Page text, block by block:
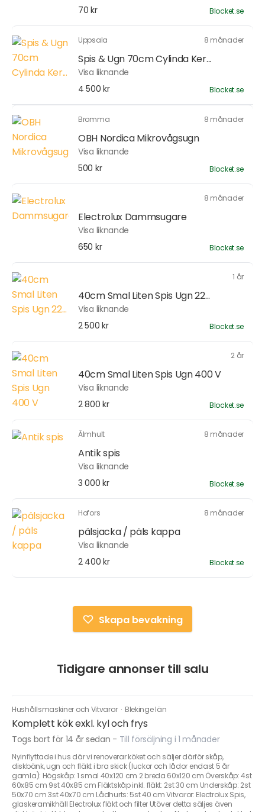
70 kr
Blocket.se
Uppsala 8 månader
Spis & Ugn 70cm Cylinda Ker...
Visa liknande
4 500 kr
Blocket.se
Bromma 8 månader
OBH Nordica Mikrovågsugn
Visa liknande
500 kr
Blocket.se
8 månader
Electrolux Dammsugare
Visa liknande
650 kr
Blocket.se
1 år
40cm Smal Liten Spis Ugn 22...
Visa liknande
2 500 kr
Blocket.se
2 år
40cm Smal Liten Spis Ugn 400 V
Visa liknande
2 800 kr
Blocket.se
Älmhult 8 månader
Antik spis
Visa liknande
3 000 kr
Blocket.se
Hofors 8 månader
pälsjacka / päls kappa
Visa liknande
2 400 kr
Blocket.se
Skapa bevakning
Tidigare annonser till salu
Hushållsmaskiner och Vitvaror · Blekinge län
Komplett kök exkl. kyl och frys
Togs bort för 14 år sedan - Till försäljning i 1 månader
Nyinflyttade i hus där vi renoverar köket och säljer därför skåp,
diskbänk, ugn och fläkt i bra skick (luckor och lådor endast 5 år
gamla): Högskåp: 1 smal 40x120 cm 2 breda 60x120 cm Överskåp: 4st
60x85 cm 9st 40x85 cm Fläktskåp inkl. fläkt: 2st 30 cm Underskåp: 2st
50x70 cm 3st 40x70 cm Lådhurts: 5st 40 cm Vitvaror: Electrolux Spis,
glaskeramikhäll Electrolux fläkt och filter Utöver detta säljes även